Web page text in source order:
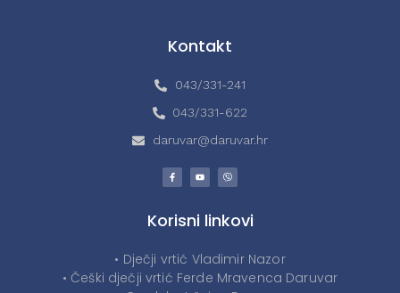
Kontakt
043/331-241
043/331-622
daruvar@daruvar.hr
Korisni linkovi
• Dječji vrtić Vladimir Nazor
• Češki dječji vrtić Ferde Mravenca Daruvar